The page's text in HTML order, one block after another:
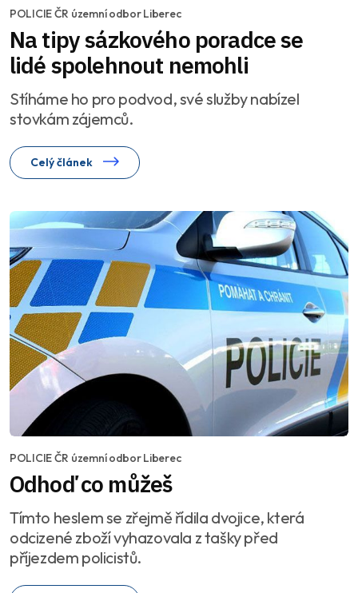
POLICIE ČR územní odbor Liberec
Na tipy sázkového poradce se
lidé spolehnout nemohli
Stíháme ho pro podvod, své služby nabízel
stovkám zájemců.
Celý článek
POLICIE ČR územní odbor Liberec
Odhoď co můžeš
Tímto heslem se zřejmě řídila dvojice, která
odcizené zboží vyhazovala z tašky před
příjezdem policistů.